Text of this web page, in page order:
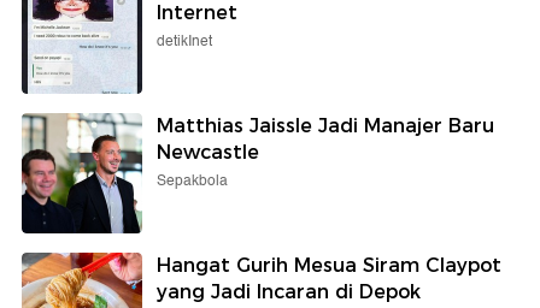
Internet
detikInet
Matthias Jaissle Jadi Manajer Baru
Newcastle
Sepakbola
Hangat Gurih Mesua Siram Claypot
yang Jadi Incaran di Depok